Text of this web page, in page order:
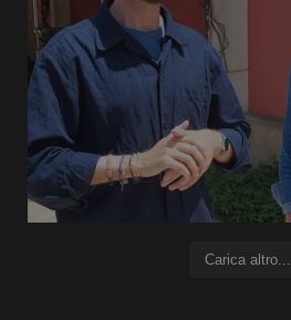
Carica altro...